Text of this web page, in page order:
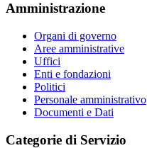
Amministrazione
Organi di governo
Aree amministrative
Uffici
Enti e fondazioni
Politici
Personale amministrativo
Documenti e Dati
Categorie di Servizio